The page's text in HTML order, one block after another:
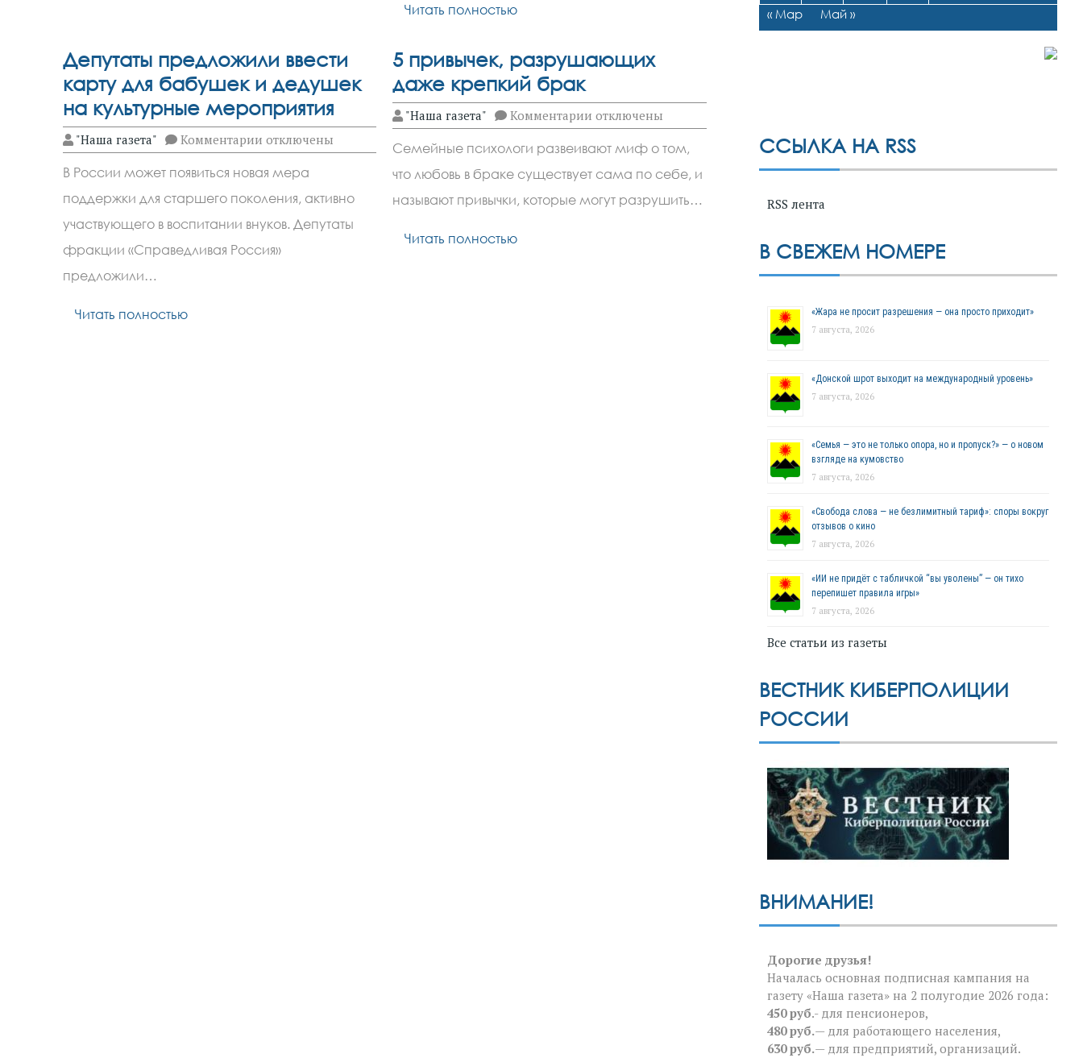
Читать полностью
Депутаты предложили ввести
карту для бабушек и дедушек
на культурные мероприятия
"Наша газета" Комментариик
записи
предложили
ввести
карту
для
бабушек
и
отключены
В России может появиться новая мера
поддержки для старшего поколения, активно
участвующего в воспитании внуков. Депутаты
фракции «Справедливая Россия»
предложили…
Читать полностью
5 привычек, разрушающих
даже крепкий брак
"Наша газета" Комментарии к
записи
привычек,
разрушающих
даже
крепкий
брак
отключены
Семейные психологи развеивают миф о том,
что любовь в браке существует сама по себе, и
называют привычки, которые могут разрушить…
Читать полностью
« Мар Май »
ССЫЛКА НА RSS
RSS лента
В СВЕЖЕМ НОМЕРЕ
«Жара не просит разрешения — она просто приходит»
7 августа, 2026
«Донской шрот выходит на международный уровень»
7 августа, 2026
«Семья — это не только опора, но и пропуск?» — о новом
взгляде на кумовство
7 августа, 2026
«Свобода слова — не безлимитный тариф»: споры вокруг
отзывов о кино
7 августа, 2026
«ИИ не придёт с табличкой “вы уволены” — он тихо
перепишет правила игры»
7 августа, 2026
Все статьи из газеты
ВЕСТНИК КИБЕРПОЛИЦИИ
РОССИИ
ВНИМАНИЕ!
Дорогие друзья!
Началась основная подписная кампания на
газету «Наша газета» на 2 полугодие 2026 года:
450 руб.- для пенсионеров,
480 руб.— для работающего населения,
630 руб.— для предприятий, организаций.